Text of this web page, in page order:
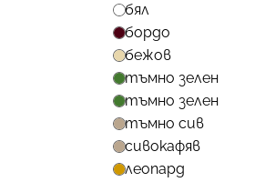
бял
бордо
бежов
тъмно зелен
тъмно зелен
тъмно сив
сивокафяв
леопард